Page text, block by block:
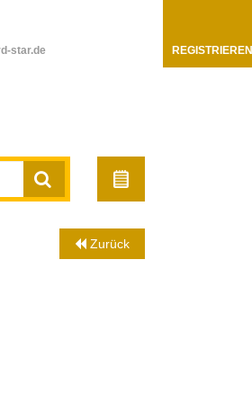
star.de REGISTRIEREN
Zurück